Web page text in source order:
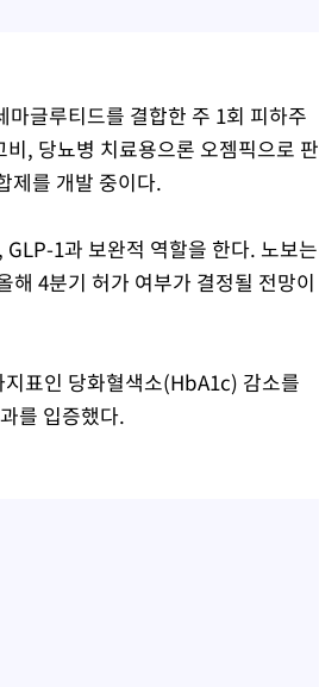
글루티드를 결합한 주 1회 피하주
, 당뇨병 치료용으론 오젬픽으로 판
제를 개발 중이다.
1과 보완적 역할을 한다. 노보는
해 4분기 허가 여부가 결정될 전망이
표인 당화혈색소(HbA1c) 감소를
를 입증했다.